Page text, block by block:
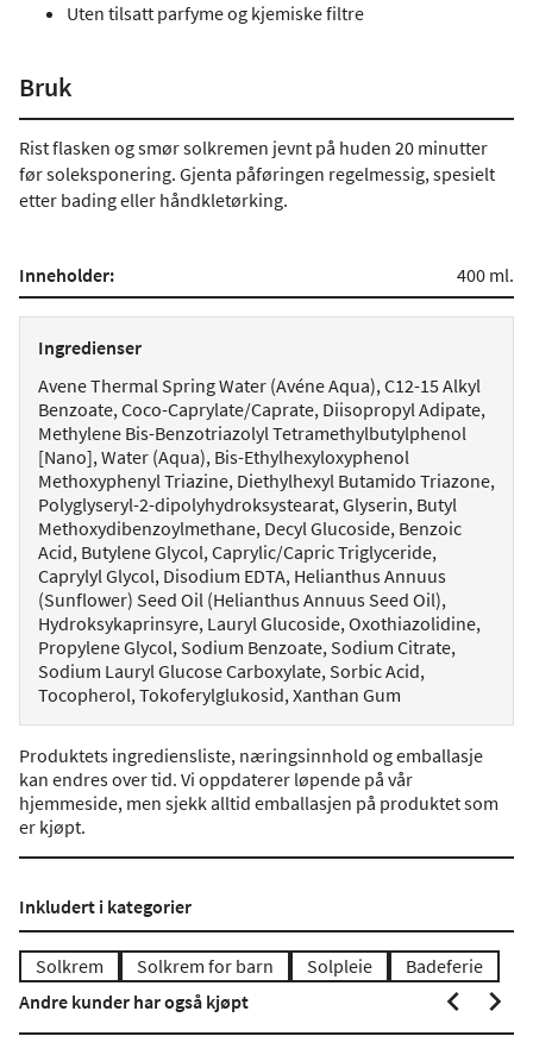
Uten tilsatt parfyme og kjemiske filtre
Bruk
Rist flasken og smør solkremen jevnt på huden 20 minutter
før soleksponering. Gjenta påføringen regelmessig, spesielt
etter bading eller håndkletørking.
Inneholder: 400 ml.
Ingredienser
Avene Thermal Spring Water (Avéne Aqua), C12-15 Alkyl
Benzoate, Coco-Caprylate/Caprate, Diisopropyl Adipate,
Methylene Bis-Benzotriazolyl Tetramethylbutylphenol
[Nano], Water (Aqua), Bis-Ethylhexyloxyphenol
Methoxyphenyl Triazine, Diethylhexyl Butamido Triazone,
Polyglyseryl-2-dipolyhydroksystearat, Glyserin, Butyl
Methoxydibenzoylmethane, Decyl Glucoside, Benzoic
Acid, Butylene Glycol, Caprylic/Capric Triglyceride,
Caprylyl Glycol, Disodium EDTA, Helianthus Annuus
(Sunflower) Seed Oil (Helianthus Annuus Seed Oil),
Hydroksykaprinsyre, Lauryl Glucoside, Oxothiazolidine,
Propylene Glycol, Sodium Benzoate, Sodium Citrate,
Sodium Lauryl Glucose Carboxylate, Sorbic Acid,
Tocopherol, Tokoferylglukosid, Xanthan Gum
Produktets ingrediensliste, næringsinnhold og emballasje
kan endres over tid. Vi oppdaterer løpende på vår
hjemmeside, men sjekk alltid emballasjen på produktet som
er kjøpt.
Inkludert i kategorier
Solkrem Solkrem for barn Solpleie
Badeferie
Andre kunder har også kjøpt